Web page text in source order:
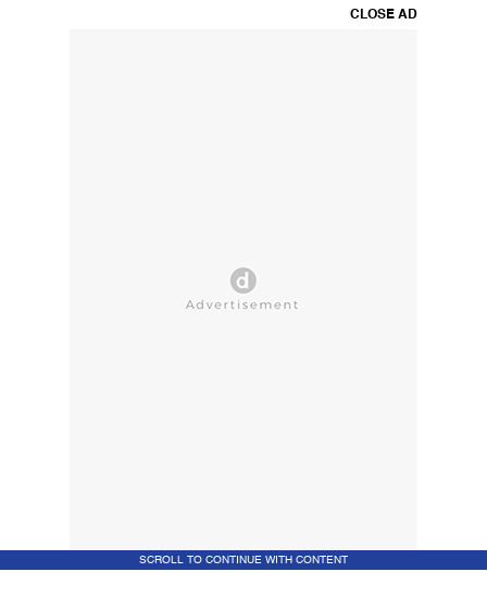
CLOSE AD
SCROLL TO CONTINUE WITH CONTENT